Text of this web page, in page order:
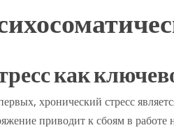
как
хронический стресс
приводит к сбоям в